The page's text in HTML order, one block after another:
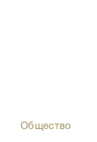
Общество